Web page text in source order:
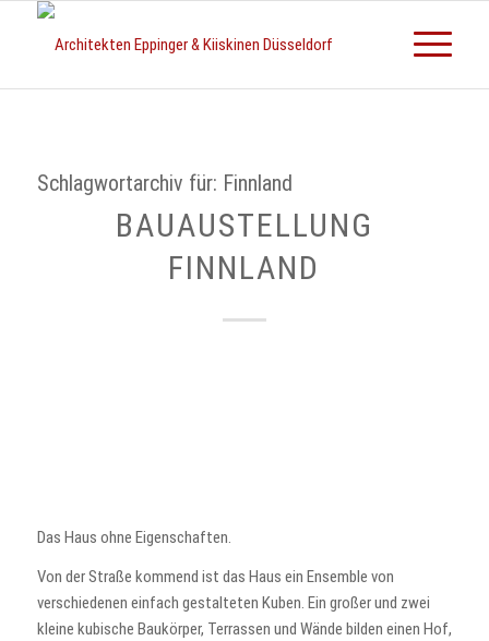
Schlagwortarchiv für: Finnland
BAUAUSTELLUNG
FINNLAND
Das Haus ohne Eigenschaften.
Von der Straße kommend ist das Haus ein Ensemble von
verschiedenen einfach gestalteten Kuben. Ein großer und zwei
kleine kubische Baukörper, Terrassen und Wände bilden einen Hof,